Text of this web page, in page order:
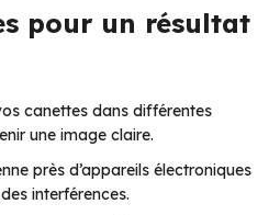
pour un résultat
canettes dans différentes
une image claire.
près d’appareils électroniques
interférences.